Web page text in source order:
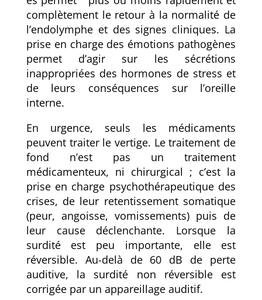
complètement le retour à la normalité de
l’endolymphe et des signes cliniques. La
prise en charge des émotions pathogènes
permet d’agir sur les sécrétions
inappropriées des hormones de stress et
de leurs conséquences sur l’oreille
interne.
En urgence, seuls les médicaments
peuvent traiter le vertige. Le traitement de
fond n’est pas un traitement
médicamenteux, ni chirurgical ; c’est la
prise en charge psychothérapeutique des
crises, de leur retentissement somatique
(peur, angoisse, vomissements) puis de
leur cause déclenchante. Lorsque la
surdité est peu importante, elle est
réversible. Au-delà de 60 dB de perte
auditive, la surdité non réversible est
corrigée par un appareillage auditif.